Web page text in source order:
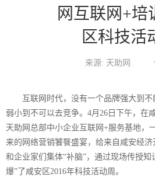
网互联网+培
区科技活
来源: 天助网
互联网时代，没有一个品牌强大到
弱小到不可以去竞争。 4月 26 日下午，在
天助网总部中小企业互联网 +服务基地，
来的网络营销饕餮盛宴，给来自咸安经济
和企业家们集体“补脑”，通过现场传授知
爆”了咸安区2016年科技活动周。